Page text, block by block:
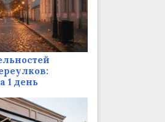
1 день